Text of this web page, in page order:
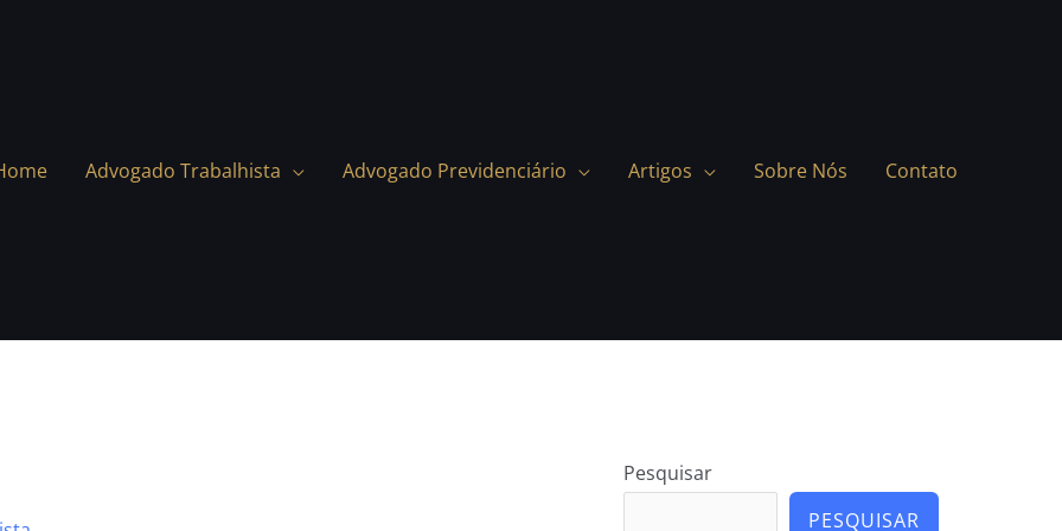
Advogado Trabalhista Advogado Previdenciário Artigos Sobre Nós Contato
Pesquisar
PESQUISAR